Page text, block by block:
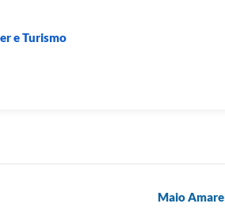
e Turismo
Maio